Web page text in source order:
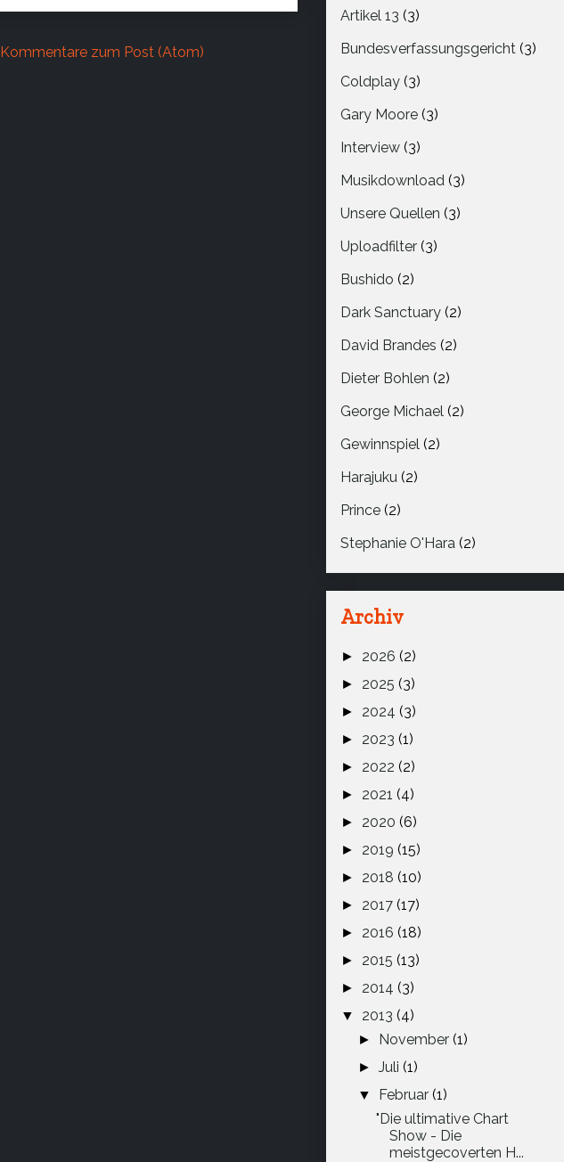
Kommentare zum Post (Atom)
Artikel 13 (3)
Bundesverfassungsgericht (3)
Coldplay (3)
Gary Moore (3)
Interview (3)
Musikdownload (3)
Unsere Quellen (3)
Uploadfilter (3)
Bushido (2)
Dark Sanctuary (2)
David Brandes (2)
Dieter Bohlen (2)
George Michael (2)
Gewinnspiel (2)
Harajuku (2)
Prince (2)
Stephanie O'Hara (2)
Archiv
► 2026 (2)
► 2025 (3)
► 2024 (3)
► 2023 (1)
► 2022 (2)
► 2021 (4)
► 2020 (6)
► 2019 (15)
► 2018 (10)
► 2017 (17)
► 2016 (18)
► 2015 (13)
► 2014 (3)
▼ 2013 (4)
► November(1)
►Juli(1)
▼ Februar(1)
"Die ultimative Chart
Show - Die
meistgecoverten H...